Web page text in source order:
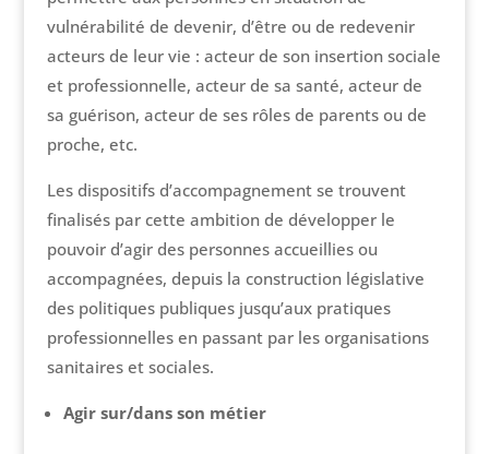
vulnérabilité de devenir, d’être ou de redevenir
acteurs de leur vie : acteur de son insertion sociale
et professionnelle, acteur de sa santé, acteur de
sa guérison, acteur de ses rôles de parents ou de
proche, etc.
Les dispositifs d’accompagnement se trouvent
finalisés par cette ambition de développer le
pouvoir d’agir des personnes accueillies ou
accompagnées, depuis la construction législative
des politiques publiques jusqu’aux pratiques
professionnelles en passant par les organisations
sanitaires et sociales.
Agir sur/dans son métier